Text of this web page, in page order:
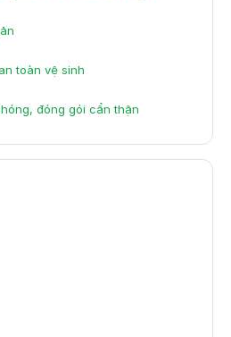
toàn vệ sinh
đóng gói cẩn thận